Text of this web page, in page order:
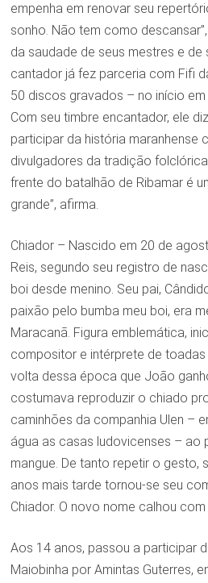
empenha em renovar seu
sonho. Não tem como
da saudade de seus mestres e
cantador já fez parceria com Fifi
50 discos gravados – no início em
Com seu timbre encantador, ele
participar da história maranhense
divulgadores da tradição
frente do batalhão de Ribamar é
grande”, afirma.
Chiador – Nascido em 20 de
Reis, segundo seu registro de
boi desde menino. Seu pai,
paixão pelo bumba meu boi, era
Maracanã. Figura emblemática,
compositor e intérprete de
volta dessa época que João
costumava reproduzir o chiado
caminhões da companhia Ulen –
água as casas ludovicenses – ao
mangue. De tanto repetir o gesto,
anos mais tarde tornou-se seu
Chiador. O novo nome calhou
Aos 14 anos, passou a participar
Maiobinha por Amintas Guterres,